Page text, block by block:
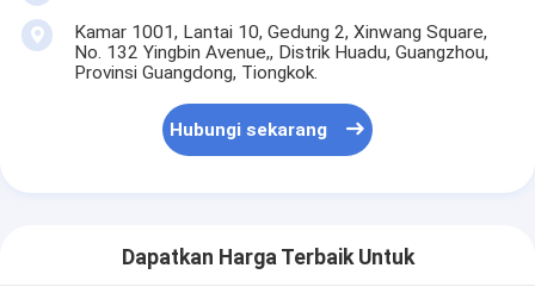
Kamar 1001, Lantai 10, Gedung 2, Xinwang Square,
No. 132 Yingbin Avenue,, Distrik Huadu, Guangzhou,
Provinsi Guangdong, Tiongkok.
Hubungi sekarang
Dapatkan Harga Terbaik Untuk